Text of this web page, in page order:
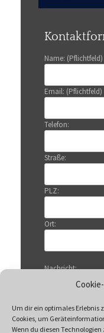
Um dir ein optimales Erlebnis
Cookies, um
Wenn du diesen
Name: (Pflichtfeld)
Email: (Pflichtfeld)
Telefon:
Straße:
PLZ:
Ort:
Nachricht: